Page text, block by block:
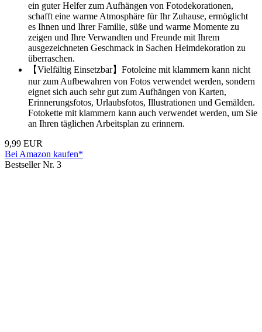
ein guter Helfer zum Aufhängen von Fotodekorationen,
schafft eine warme Atmosphäre für Ihr Zuhause, ermöglicht
es Ihnen und Ihrer Familie, süße und warme Momente zu
zeigen und Ihre Verwandten und Freunde mit Ihrem
ausgezeichneten Geschmack in Sachen Heimdekoration zu
überraschen.
【Vielfältig Einsetzbar】Fotoleine mit klammern kann nicht
nur zum Aufbewahren von Fotos verwendet werden, sondern
eignet sich auch sehr gut zum Aufhängen von Karten,
Erinnerungsfotos, Urlaubsfotos, Illustrationen und Gemälden.
Fotokette mit klammern kann auch verwendet werden, um Sie
an Ihren täglichen Arbeitsplan zu erinnern.
9,99 EUR
Bei Amazon kaufen*
Bestseller Nr. 3